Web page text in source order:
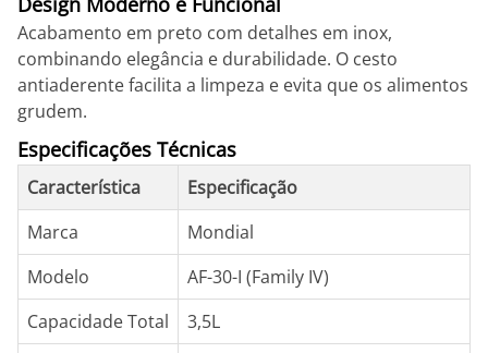
Acabamento em preto com detalhes em inox,
combinando elegância e durabilidade. O cesto
antiaderente facilita a limpeza e evita que os alimentos
grudem.
Especificações Técnicas
Característica
Especificação
Marca
Mondial
Modelo
AF-30-I (Family IV)
Capacidade Total
3,5L